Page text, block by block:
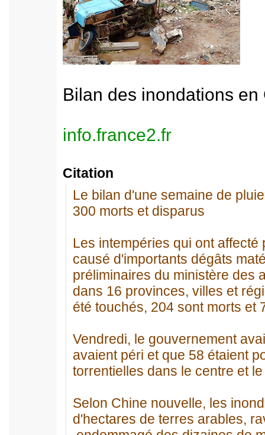
Bilan des inondations
info.france2.fr
Citation
Le bilan d'une semaine de
300 morts et disparus
Les intempéries qui ont
causé d'importants dégâts
préliminaires du ministère des
dans 16 provinces, villes et
été touchés, 204 sont morts et
Vendredi, le gouvernement
avaient péri et que 58 étaient
torrentielles dans le centre et
Selon Chine nouvelle, les
d'hectares de terres arables,